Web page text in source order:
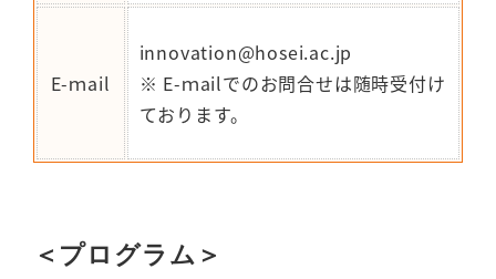
E-ｍail
innovation@hosei.ac.jp
※ E-ｍailでのお問合せは随時受付け
ております。
＜プログラム＞